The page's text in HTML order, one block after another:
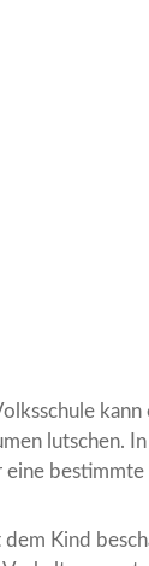
kann
lutschen.
bestimmte
Kind